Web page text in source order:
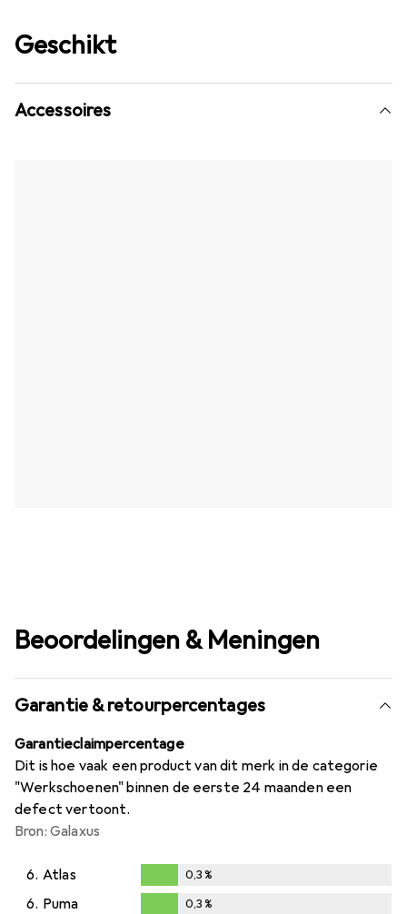
Geschikt
Accessoires
Beoordelingen & Meningen
Garantie & retourpercentages
Garantieclaimpercentage
Dit is hoe vaak een product van dit merk in de categorie
"Werkschoenen" binnen de eerste 24 maanden een
defect vertoont.
Bron: Galaxus
6. Atlas
0,3%
0,3%
6. Puma 0,3%